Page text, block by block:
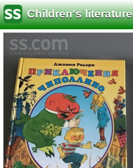
Children's literature